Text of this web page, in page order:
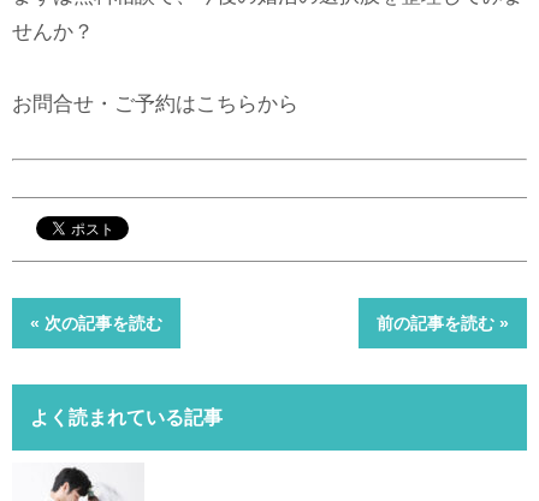
せんか？
お問合せ・ご予約はこちらから
« 次の記事を読む 前の記事を読む »
よく読まれている記事